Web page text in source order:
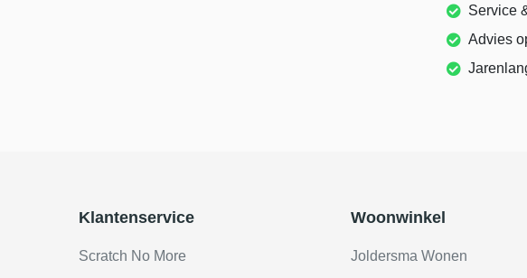
Service
Advies
Klantenservice
Scratch No More
Woonwinkel
Joldersma Wonen